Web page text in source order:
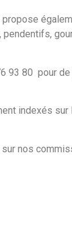
propose
93 80 pour
indexés
nos